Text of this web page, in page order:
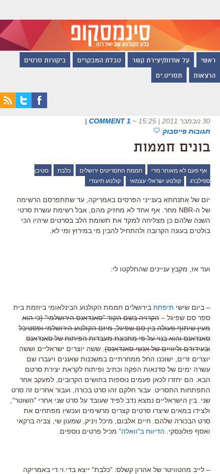
ראשי על אודות/יצירת קשר טבלת המבקרים ביקורות סרטים
הרצאות תסריט.ים
30 נובמבר 2011 | 15:25 ~
1 COMMENT
|
תגובות פייסבוק
בונים חממות
אף פעם לא מאוחר מדי חממת התסריטים ירושלים כלבת
סטיבן
ספילברג
קולנוע ישראלי עצמאי קולנוע תיעודי
יום של אתנחתא בענייני הפרסים באמריקה, עד שתתפרסם הרשימה
של ה-NBR מחר. אף אחד לא מחזיק מהם, אבל רשימת עשרת סרטי
השנה שלהם כן מצליחה למקד את תשומת הלב בסרטים שיהיו הכי
בולטים בעונה הקרובה ולהתחיל להבין מי במירוץ ומי לא.
ועד אז, מקבץ עניינים שהתלקטו לי:
– ביום שישי תיפתח בירושלים חממת הקולנוע הבינלאומי ביוזמת בית
ספר סם שפיגל – הקרויה בשם הקוד "סאנדאנס הירושלמי" (כי הוא
מעין שיתוף פעולה בין סם שפיגל, מיזם הקולנוע הירושלמי ופסטיבל
סאנדאנס והוא בנוי על פי מתכונת מעבדות הפיתוח של סאנדאנס
ובעידודם וליוויים של אנשי סאנדאנס) . ששה יוצרים ישראליים וששה
יוצרים זרים, ישוכנו החל ממחרתיים במשכנות שאננים ויעברו שם
עשרה ימים של סדנאות הפקה וכתיב ופיתוח לקראת יצירת סרטם
הבא. הם יחזרו לכאן פעמים נוספות בחושים הקרובים, למעקב אחר
התפתחות התסריט. עבור חלקם זהו סרט בכורה, ועבור אחרים זה סרט
שני. בין הישראליים נמצא נדב לפיד שעובד על סרט שני אחרי "השוטר",
ולצידו במאים שיצרו סרטים קצרים מרשימים ועכשיו מפתחים את
סרט הבכורה שלהם: חיים אלבום, מיכל ויניק, שמעון שי, צביה ברקאי
ואסף פולונסקי. הדיווח ב"וואלה" מכיל פרטים נוספים.
– לייב מהטוויטר של אהרון קשלס: "כלבת" ייצא בדי.וי.די באמריקה